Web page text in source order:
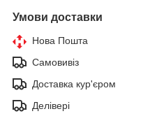
Умови доставки
Нова Пошта
Самовивіз
Доставка кур'єром
Делівері